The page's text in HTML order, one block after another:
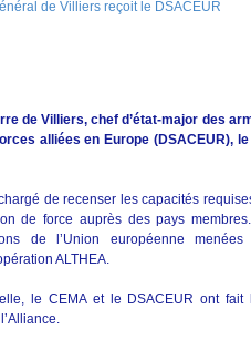
de Villiers, chef d’état-major des
alliées en Europe (DSACEUR),
de recenser les capacités
de force auprès des pays
de l’Union européenne
ALTHEA.
le CEMA et le DSACEUR ont